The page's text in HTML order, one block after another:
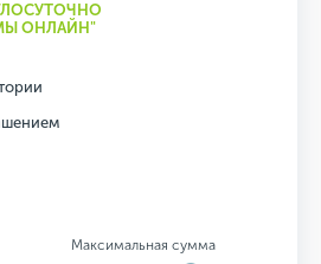
ОНЛАЙН"
Максимальная сумма